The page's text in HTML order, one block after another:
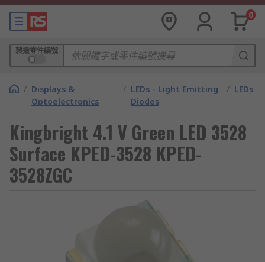
0
製造零件編號
/ Displays &
Optoelectronics
/ LEDs - Light Emitting
Diodes
/ LEDs
Kingbright 4.1 V Green LED 3528
Surface KPED-3528 KPED-
3528ZGC